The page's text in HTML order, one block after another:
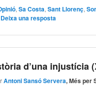
,Sa Costa,Sant Llorenç,
Deixa una resposta
d’una injustícia
Antoni Sansó Servera, Més per